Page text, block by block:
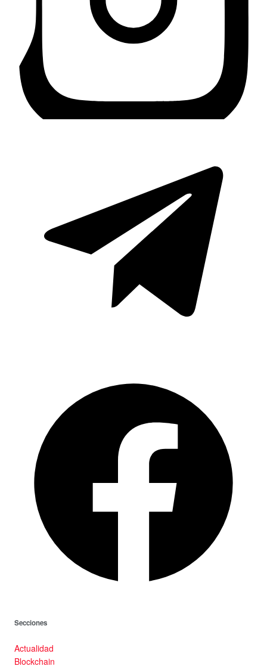
Secciones
Actualidad
Blockchain